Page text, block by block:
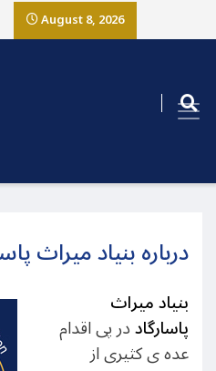
August 8, 2026
درباره بنیاد میراث
بنیاد ميراث
پاسارگاددر پی اقدام
عده ی کثيری از